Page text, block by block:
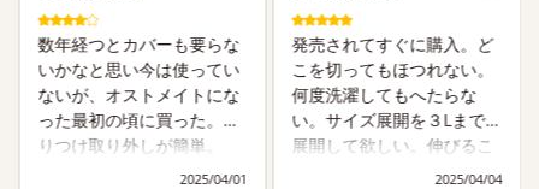
数年経つとカバーも要らな
いかなと思い今は使ってい
ないが、オストメイトにな
った最初の頃に買った。取
りつけ取り外しが簡単。
2025/04/01
発売されてすぐに購入。ど
こを切ってもほつれない。
何度洗濯してもへたらな
い。サイズ展開を３Lまで
展開して欲しい。伸びるこ
とは伸びるが生地がしっか
2025/04/04